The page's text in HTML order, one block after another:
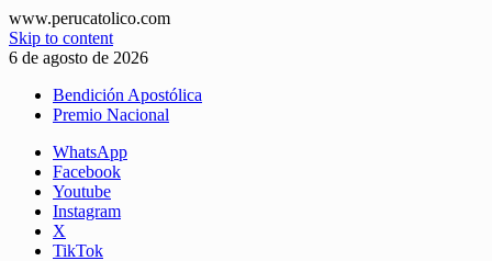
www.perucatolico.com
Skip to content
6 de agosto de 2026
Bendición Apostólica
Premio Nacional
WhatsApp
Facebook
Youtube
Instagram
X
TikTok